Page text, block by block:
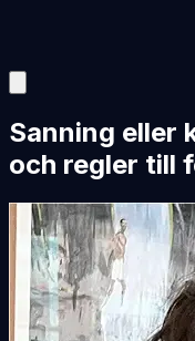
Sanning eller
och regler till